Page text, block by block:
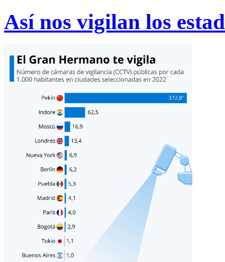
Así nos vigilan los